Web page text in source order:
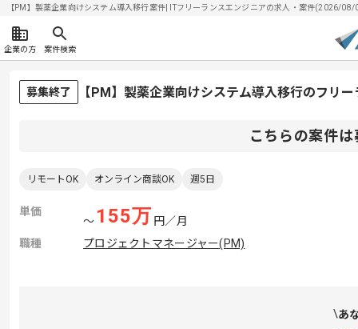
【PM】製薬企業向けシステム導入移行案件| ITフリーランスエンジニアの求人・案件(2026/08/
企業の方 案件検索
募集終了 【PM】製薬企業向けシステム導入移行のフリ
こちらの案件
リモートOK オンライン商談OK 週5日
単価
〜 155万 円／月
職種
プロジェクトマネージャー(PM)
あ